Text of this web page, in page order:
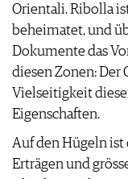
Orientali. Ribolla
beheimatet, und
Dokumente das
diesen Zonen: Der
Vielseitigkeit
Eigenschaften.
Auf den Hügeln ist
Erträgen und